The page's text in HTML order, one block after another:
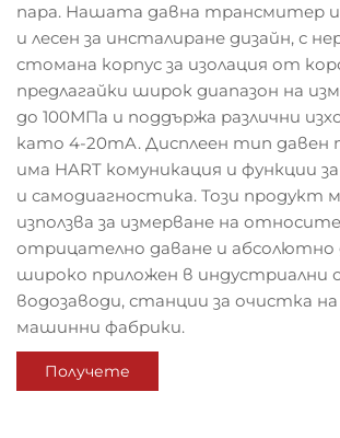
пара. Нашата давна трансмитер
и лесен за инсталиране дизайн, с
стомана корпус за изолация от
предлагайки широк диапазон на
до 100МПа и поддържа различни
като 4-20mA. Дисплеен тип
има HART комуникация и функции
и самодиагностика. Този продукт
използва за измерване на
отрицателно даване и абсолютно
широко приложен в индустриални
водозаводи, станции за очистка
машинни фабрики.
Получете